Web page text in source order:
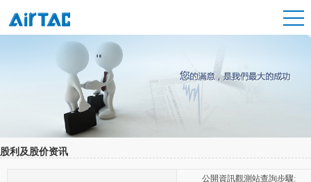
股利及股价资讯
公開資訊觀測站查詢步驟: